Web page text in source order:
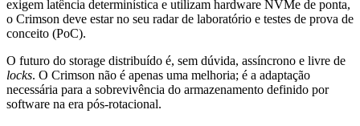
exigem latência determinística e utilizam hardware NVMe de ponta,
o Crimson deve estar no seu radar de laboratório e testes de prova de
conceito (PoC).
O futuro do storage distribuído é, sem dúvida, assíncrono e livre de
locks. O Crimson não é apenas uma melhoria; é a adaptação
necessária para a sobrevivência do armazenamento definido por
software na era pós-rotacional.